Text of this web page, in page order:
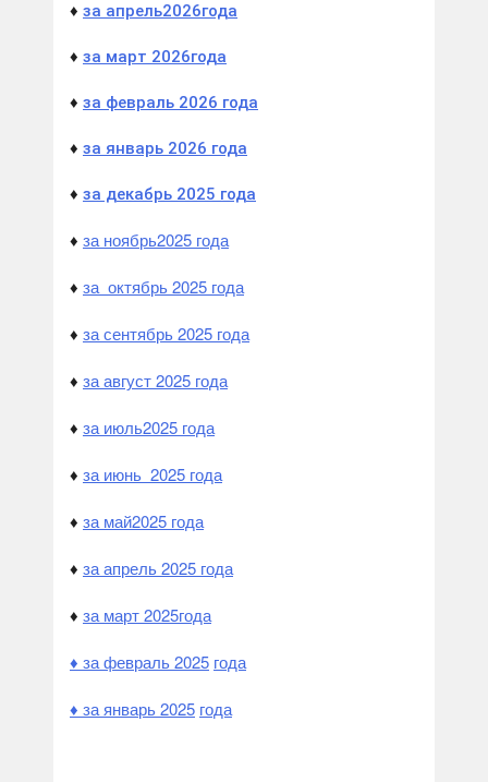
♦ за апрель2026года
♦ за март 2026года
♦ за февраль 2026 года
♦ за январь 2026 года
♦ за декабрь 2025 года
♦ за ноябрь2025 года
♦ за октябрь 2025 года
♦ за сентябрь 2025 года
♦ за август 2025 года
♦ за июль2025 года
♦ за июнь 2025 года
♦ за май2025 года
♦ за апрель 2025 года
♦ за март 2025года
♦ за февраль 2025 года
♦ за январь 2025 года